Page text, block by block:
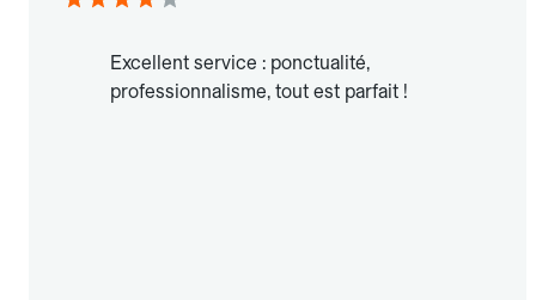
Excellent service : ponctualité,
professionnalisme, tout est parfait !